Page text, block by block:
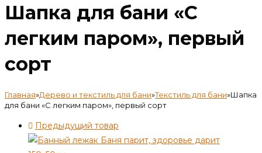
Шапка для бани «С
легким паром», первый
сорт
Главная»Дерево и текстиль для бани»Текстиль для бани»Шапка
для бани «С легким паром», первый сорт
Предыдущий товар